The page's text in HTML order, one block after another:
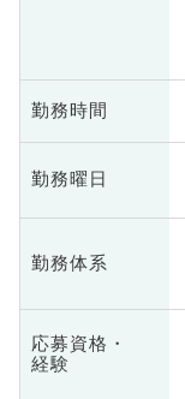
勤務時間
勤務曜日
勤務体系
応募資格・
経験